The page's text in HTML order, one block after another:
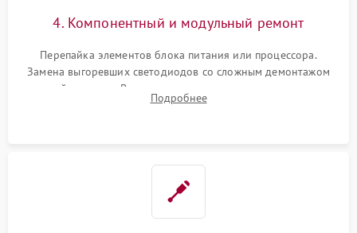
4. Компонентный и модульный ремонт
Перепайка элементов блока питания или процессора.
Замена выгоревших светодиодов со сложным демонтажом
хрупкой матрицы. Восстановление поврежденных дорожек,
прошивка микросхем памяти EEPROM
Подробнее